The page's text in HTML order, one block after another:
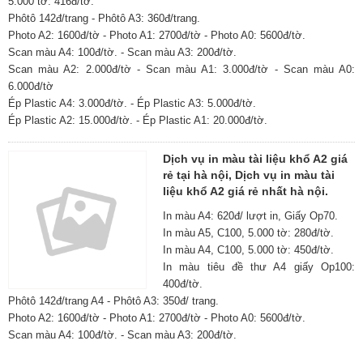
Phôtô 142đ/trang - Phôtô A3: 360đ/trang.
Photo A2: 1600đ/tờ - Photo A1: 2700đ/tờ - Photo A0: 5600đ/tờ.
Scan màu A4: 100đ/tờ. - Scan màu A3: 200đ/tờ.
Scan màu A2: 2.000đ/tờ - Scan màu A1: 3.000đ/tờ - Scan màu A0:
6.000đ/tờ
Ép Plastic A4: 3.000đ/tờ. - Ép Plastic A3: 5.000đ/tờ.
Ép Plastic A2: 15.000đ/tờ. - Ép Plastic A1: 20.000đ/tờ.
Dịch vụ in màu tài liệu khổ A2 giá
rẻ tại hà nội, Dịch vụ in màu tài
liệu khổ A2 giá rẻ nhất hà nội.
In màu A4: 620đ/ lượt in, Giấy Op70.
In màu A5, C100, 5.000 tờ: 280đ/tờ.
In màu A4, C100, 5.000 tờ: 450đ/tờ.
In màu tiêu đề thư A4 giấy Op100:
400đ/tờ.
Phôtô 142đ/trang A4 - Phôtô A3: 350đ/ trang.
Photo A2: 1600đ/tờ - Photo A1: 2700đ/tờ - Photo A0: 5600đ/tờ.
Scan màu A4: 100đ/tờ. - Scan màu A3: 200đ/tờ.